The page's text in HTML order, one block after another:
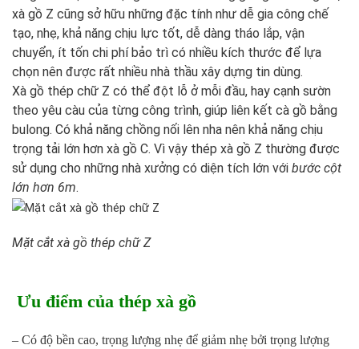
xà gồ Z cũng sở hữu những đặc tính như dễ gia công chế
tạo, nhẹ, khả năng chịu lực tốt, dễ dàng tháo lắp, vận
chuyển, ít tốn chi phí bảo trì có nhiều kích thước để lựa
chọn nên được rất nhiều nhà thầu xây dựng tin dùng.
Xà gồ thép chữ Z có thể đột lỗ ở mỗi đầu, hay cạnh sườn
theo yêu càu của từng công trình, giúp liên kết cà gồ bằng
bulong. Có khả năng chồng nối lên nha nên khả năng chịu
trọng tải lớn hơn xà gồ C. Vì vậy thép xà gồ Z thường được
sử dụng cho những nhà xưởng có diện tích lớn với bước cột
lớn hơn 6m.
Mặt cắt xà gồ thép chữ Z
Ưu điểm của thép xà gồ
– Có độ bền cao, trọng lượng nhẹ để giảm nhẹ bởi trọng lượng